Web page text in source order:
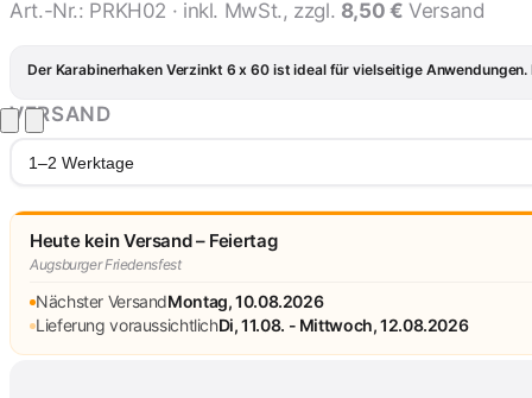
Art.-Nr.: PRKH02 · inkl. MwSt., zzgl. 8,50 € Versand
Der Karabinerhaken Verzinkt 6 x 60 ist ideal für vielseitige
VERSAND
1–2 Werktage
Heute kein Versand – Feiertag
Augsburger Friedensfest
Nächster VersandMontag, 10.08.2026
Lieferung voraussichtlichDi, 11.08. - Mittwoch, 12.08.2026